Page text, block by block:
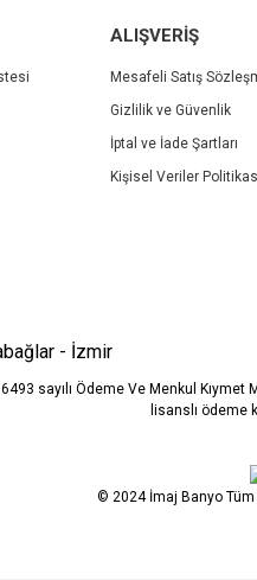
ALIŞVERİŞ
Mesafeli Satış
Gizlilik ve Güvenlik
İptal ve İade Şartları
Kişisel Veriler
- İzmir
sayılı Ödeme Ve Menkul
lisanslı ödeme
© 2024 İmaj Banyo Tüm